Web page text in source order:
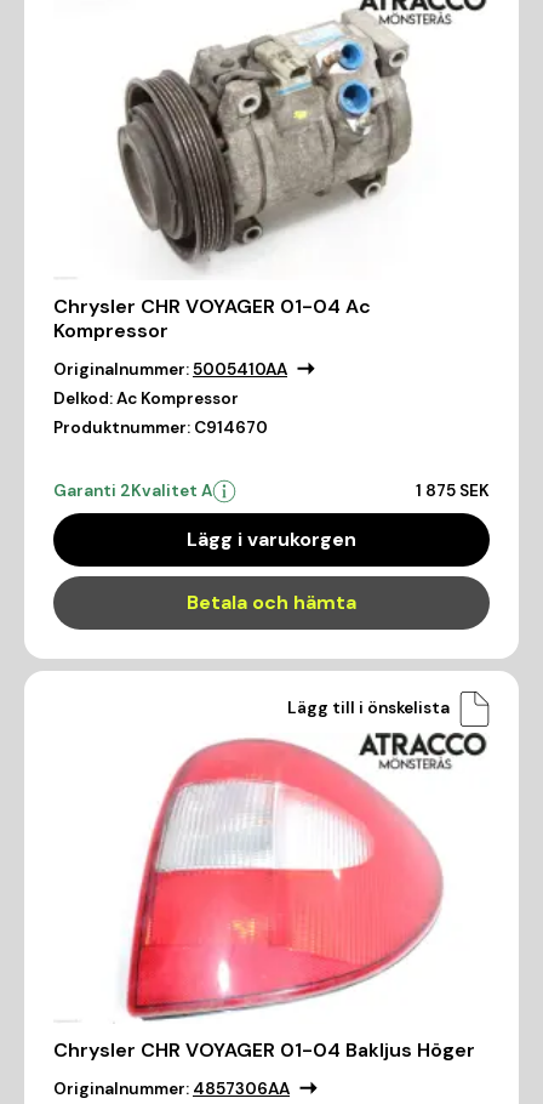
Chrysler CHR VOYAGER 01-04 Ac
Kompressor
Originalnummer:5005410AA
Delkod:Ac Kompressor
Produktnummer: C914670
Garanti 2Kvalitet A 1 875 SEK
Lägg i varukorgen
Betala och hämta
Lägg till i önskelista
Chrysler CHR VOYAGER 01-04 Bakljus Höger
Originalnummer: 4857306AA